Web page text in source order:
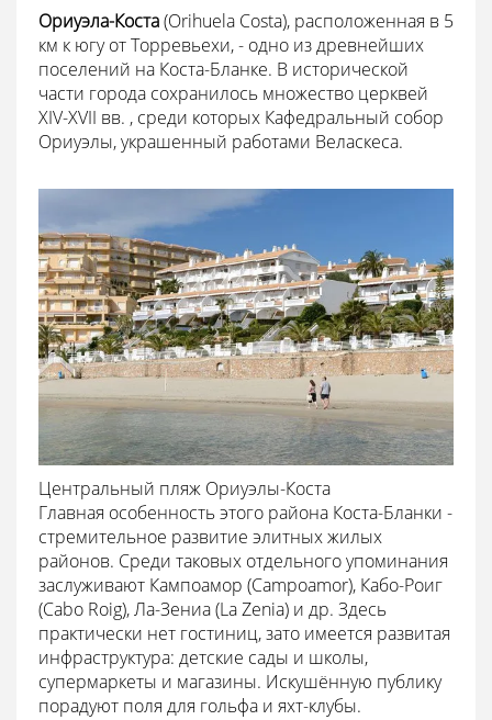
Ориуэла-Коста(Orihuela Costa), расположенная в 5
км к югу от Торревьехи, - одно из древнейших
поселений на Коста-Бланке. В исторической
части города сохранилось множество церквей
XIV-XVII вв. , среди которых Кафедральный собор
Ориуэлы, украшенный работами Веласкеса.
Центральный пляж Ориуэлы-Коста
Главная особенность этого района Коста-Бланки -
стремительное развитие элитных жилых
районов. Среди таковых отдельного упоминания
заслуживают Кампоамор (Campoamor), Кабо-Роиг
(Cabo Roig), Ла-Зениа (La Zenia) и др. Здесь
практически нет гостиниц, зато имеется развитая
инфраструктура: детские сады и школы,
супермаркеты и магазины. Искушённую публику
порадуют поля для гольфа и яхт-клубы.